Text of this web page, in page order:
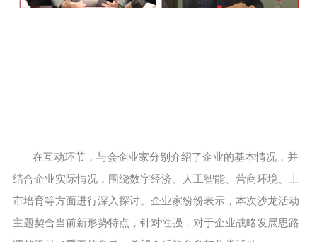
在互动环节，与会企业家分别介绍了企业的基本情况，并
结合企业实际情况，围绕数字经济、人工智能、营商环境、上
市培育等方面进行深入探讨。企业家纷纷表示，本次沙龙活动
主题契合当前新形势特点，针对性强，对于企业战略发展思路